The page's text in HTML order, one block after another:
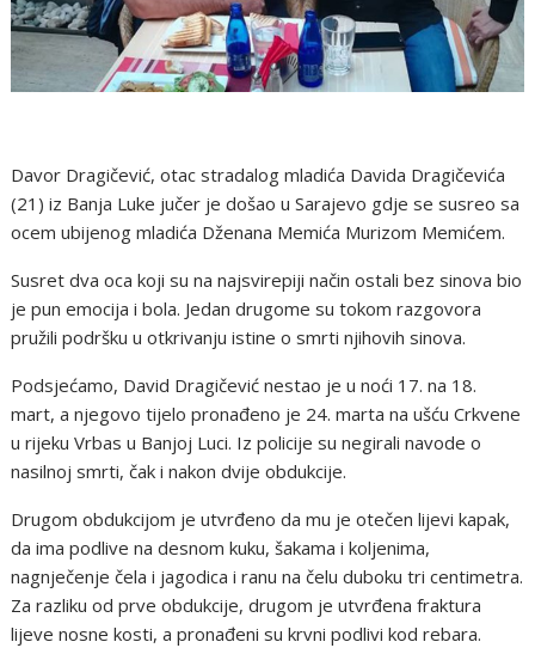
Davor Dragičević, otac stradalog mladića Davida Dragičevića
(21) iz Banja Luke jučer je došao u Sarajevo gdje se susreo sa
ocem ubijenog mladića Dženana Memića Murizom Memićem.
Susret dva oca koji su na najsvirepiji način ostali bez sinova bio
je pun emocija i bola. Jedan drugome su tokom razgovora
pružili podršku u otkrivanju istine o smrti njihovih sinova.
Podsjećamo, David Dragičević nestao je u noći 17. na 18.
mart, a njegovo tijelo pronađeno je 24. marta na ušću Crkvene
u rijeku Vrbas u Banjoj Luci. Iz policije su negirali navode o
nasilnoj smrti, čak i nakon dvije obdukcije.
Drugom obdukcijom je utvrđeno da mu je otečen lijevi kapak,
da ima podlive na desnom kuku, šakama i koljenima,
nagnječenje čela i jagodica i ranu na čelu duboku tri centimetra.
Za razliku od prve obdukcije, drugom je utvrđena fraktura
lijeve nosne kosti, a pronađeni su krvni podlivi kod rebara.